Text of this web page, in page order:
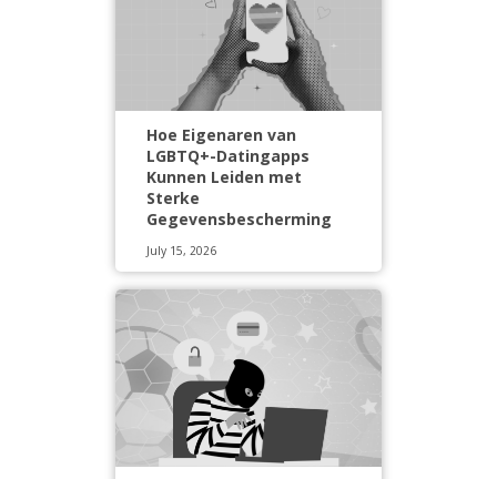
Hoe Eigenaren van
LGBTQ+-Datingapps
Kunnen Leiden met
Sterke
Gegevensbescherming
July 15, 2026